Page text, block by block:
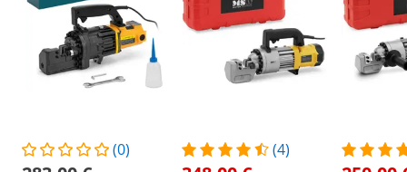
(0) (4)